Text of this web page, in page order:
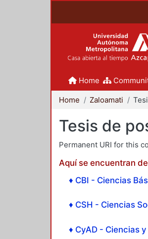
Home
Home Zaloamati
Tesis de
Permanent URI for this
Aquí se encuentran
♦ CBI - Ciencias
♦ CSH - Ciencias
♦ CyAD - Ciencias y